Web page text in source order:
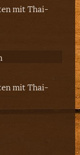
mit Thai-
Vegan
mit Thai-
Vegan